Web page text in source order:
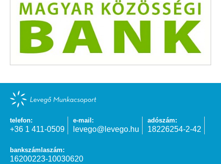
telefon:
+36 1 411-0509
e-mail:
levego@levego.hu
adószám:
18226254-2-42
bankszámlaszám:
16200223-10030620